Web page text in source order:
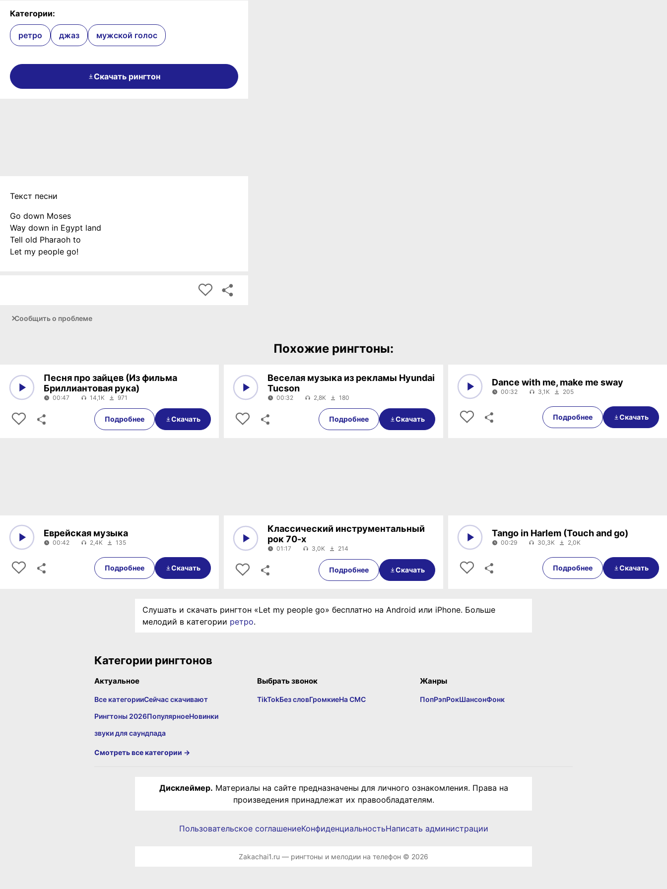
Категории:
ретро джаз мужской голос
Скачать рингтон
Текст песни
Go down Moses
Way down in Egypt land
Tell old Pharaoh to
Let my people go!
Сообщить о проблеме
Похожие рингтоны:
00:47
Песня про зайцев (Из фильма
Бриллиантовая рука)
00:47 14,1K 971
Подробнее Скачать
00:32
Веселая музыка из рекламы Hyundai
Tucson
00:32 2,8K 180
Подробнее Скачать
00:32
Dance with me, make me sway
00:32 3,1K 205
Подробнее Скачать
00:42
Еврейская музыка
00:42 2,4K 135
Подробнее Скачать
01:17
Классический инструментальный
рок 70-х
01:17 3,0K 214
Подробнее Скачать
00:29
Tango in Harlem (Touch and go)
00:29 30,3K 2,0K
Подробнее Скачать
Слушать и скачать рингтон «Let my people go» бесплатно на Android или iPhone. Больше
мелодий в категории ретро.
Категории рингтонов
Актуальное
Все категорииСейчас скачивают
Рингтоны 2026ПопулярноеНовинки
звуки для саундпада
Выбрать звонок
TikTokБез словГромкиеНа СМС
Жанры
ПопРэпРокШансонФонк
Смотреть все категории →
Дисклеймер. Материалы на сайте предназначены для личного ознакомления. Права на
произведения принадлежат их правообладателям.
Пользовательское соглашениеКонфиденциальностьНаписать администрации
Zakachai1.ru — рингтоны и мелодии на телефон © 2026